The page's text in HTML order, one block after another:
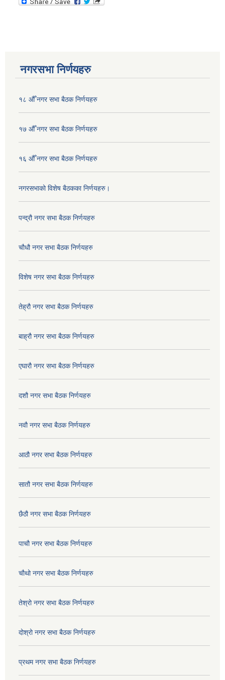
नगरसभा निर्णयहरु
१८ औँ नगर सभा बैठक निर्णयहरु
१७ औँ नगर सभा बैठक निर्णयहरु
१६ औँ नगर सभा बैठक निर्णयहरु
नगरसभाको विशेष बैठकका निर्णयहरु।
पन्द्रौ नगर सभा बैठक निर्णयहरु
चौधौ नगर सभा बैठक निर्णयहरु
विशेष नगर सभा बैठक निर्णयहरु
तेह्रौ नगर सभा बैठक निर्णयहरु
बाह्रौ नगर सभा बैठक निर्णयहरु
एघारौ नगर सभा बैठक निर्णयहरु
दशौ नगर सभा बैठक निर्णयहरु
नवौ नगर सभा बैठक निर्णयहरु
आठौ नगर सभा बैठक निर्णयहरु
सातौ नगर सभा बैठक निर्णयहरु
छैठौ नगर सभा बैठक निर्णयहरु
पाचौ नगर सभा बैठक निर्णयहरु
चौथो नगर सभा बैठक निर्णयहरु
तेश्रो नगर सभा बैठक निर्णयहरु
दोश्रो नगर सभा बैठक निर्णयहरु
प्रथम नगर सभा बैठक निर्णयहरु